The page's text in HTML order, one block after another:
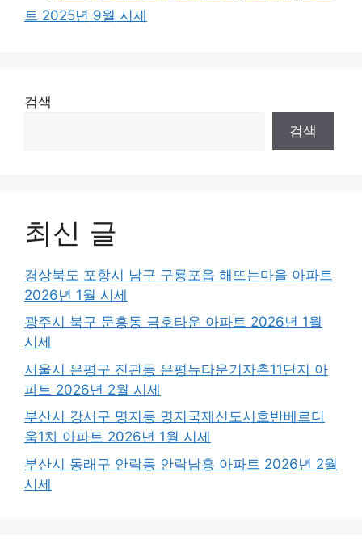
트 2025년 9월 시세
검색
검색
최신 글
경상북도 포항시 남구 구룡포읍 해뜨는마을 아파트
2026년 1월 시세
광주시 북구 문흥동 금호타운 아파트 2026년 1월
시세
서울시 은평구 진관동 은평뉴타운기자촌11단지 아
파트 2026년 2월 시세
부산시 강서구 명지동 명지국제신도시호반베르디
움1차 아파트 2026년 1월 시세
부산시 동래구 안락동 안락남흥 아파트 2026년 2월
시세